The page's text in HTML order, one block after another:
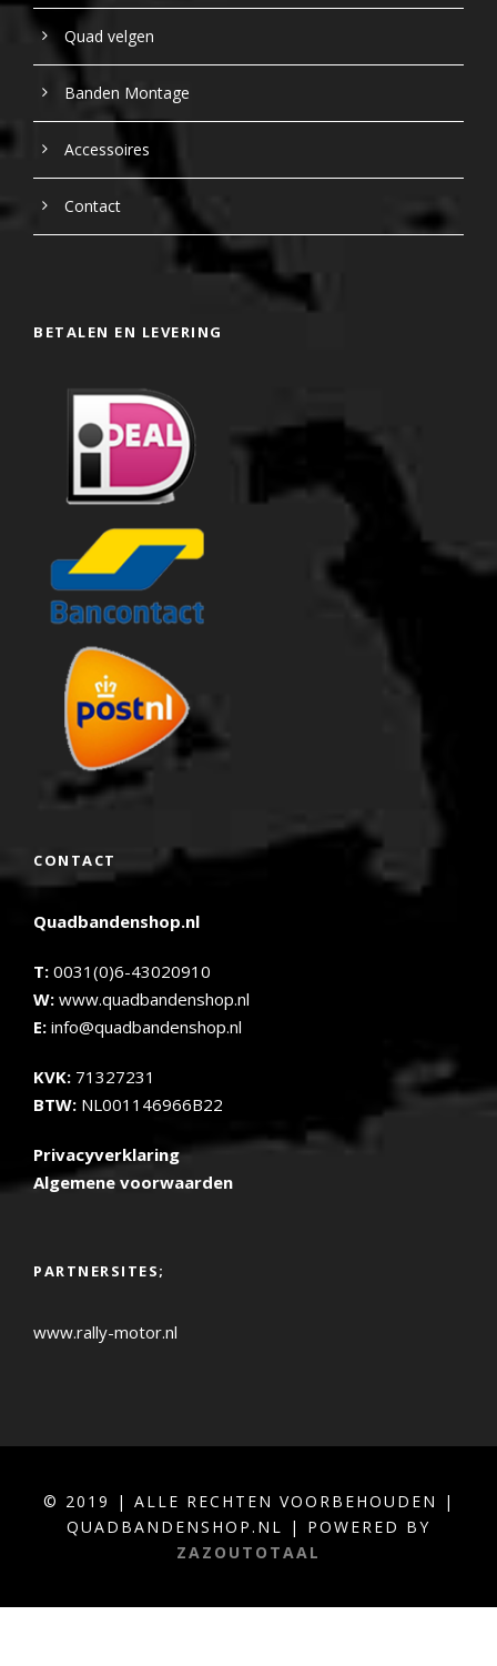
Quad velgen
Banden Montage
Accessoires
Contact
BETALEN EN LEVERING
CONTACT
Quadbandenshop.nl
T: 0031(0)6-43020910
W: www.quadbandenshop.nl
E: info@quadbandenshop.nl
KVK: 71327231
BTW: NL001146966B22
Privacyverklaring
Algemene voorwaarden
PARTNERSITES;
www.rally-motor.nl
© 2019 | ALLE RECHTEN VOORBEHOUDEN |
QUADBANDENSHOP.NL | POWERED BY
ZAZOUTOTAAL